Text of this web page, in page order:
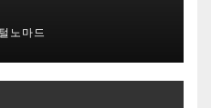
노마드